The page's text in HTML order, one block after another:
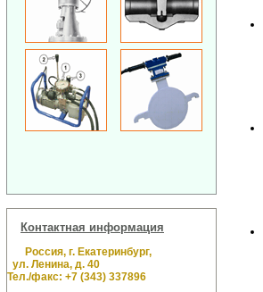
Контактная информация
Россия, г. Екатеринбург,
ул. Ленина, д. 40
Тел./факс: +7 (343) 337896